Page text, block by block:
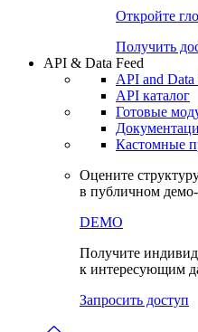
Откройте
Получить
API & Data Feed
API and Data
API каталог
Готовые
Кастомные
Оцените
в публичном
DEMO
Получите
к интересующим
Запросить доступ